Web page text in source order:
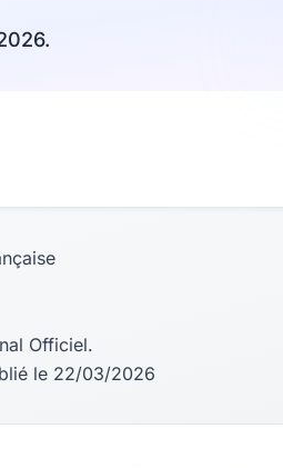
Officiel.
le 22/03/2026